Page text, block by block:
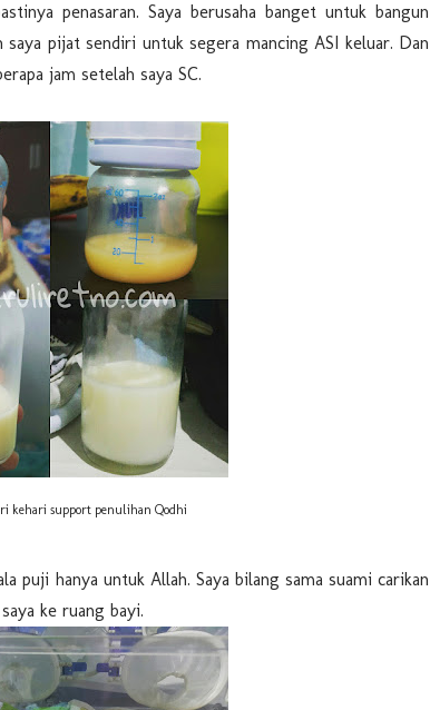
penasaran. Saya berusaha banget untuk bangun
pijat sendiri untuk segera mancing ASI keluar. Dan
jam setelah saya SC.
kehari support penulihan Qodhi
puji hanya untuk Allah. Saya bilang sama suami carikan
ke ruang bayi.